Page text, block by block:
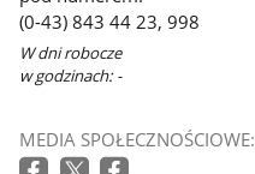
(0-43) 843 44 23, 998
W dni robocze
w godzinach: -
MEDIA SPOŁECZNOŚCIOWE: